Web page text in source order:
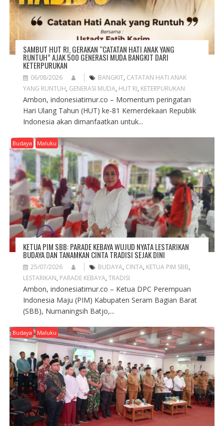
SAMBUT HUT RI, GERAKAN “CATATAN HATI ANAK YANG
RUNTUH” AJAK 500 GENERASI MUDA BANGKIT DARI
KETERPURUKAN
06/08/2026 BANGKIT, CATATAN HATI ANAK
YANG RUNTUH, GENERASI MUDA, HUT RI, KETERPURUKAN
Ambon, indonesiatimur.co – Momentum peringatan
Hari Ulang Tahun (HUT) ke-81 Kemerdekaan Republik
Indonesia akan dimanfaatkan untuk...
Budaya Maluku
KETUA PIM SBB: PARADE KEBAYA WUJUD NYATA LESTARIKAN
BUDAYA DAN TANAMKAN CINTA TRADISI SEJAK DINI
25/07/2026 BUDAYA, CINTA, KETUA PIM SBB,
LESTARIKAN, PARADE KEBAYA, TRADISI
Ambon, indonesiatimur.co – Ketua DPC Perempuan
Indonesia Maju (PIM) Kabupaten Seram Bagian Barat
(SBB), Nurnaningsih Batjo,...
Budaya Maluku